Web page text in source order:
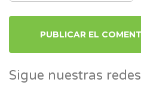
Sigue nuestras redes